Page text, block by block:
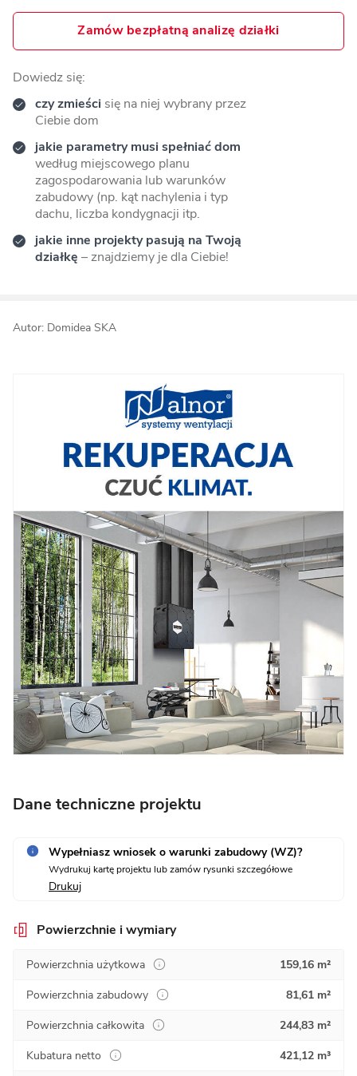
Zamów bezpłatną analizę działki
Dowiedz się:
czy zmieści się na niej wybrany przez
Ciebie dom
jakie parametry musi spełniać dom
według miejscowego planu
zagospodarowania lub warunków
zabudowy (np. kąt nachylenia i typ
dachu, liczba kondygnacji itp.
jakie inne projekty pasują na Twoją
działkę – znajdziemy je dla Ciebie!
Autor: Domidea SKA
Dane techniczne projektu
Wypełniasz wniosek o warunki zabudowy (WZ)?
Wydrukuj kartę projektu lub zamów rysunki szczegółowe
Drukuj
Powierzchnie i wymiary
Powierzchnia użytkowa
159,16 m²
Powierzchnia zabudowy
81,61 m²
Powierzchnia całkowita
244,83 m²
Kubatura netto
421,12 m³